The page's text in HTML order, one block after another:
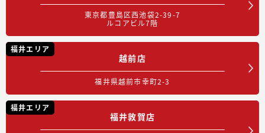
東京都豊島区西池袋2-39-7
ルコアビル7階
福井エリア
越前店
福井県越前市幸町2-3
福井エリア
福井敦賀店